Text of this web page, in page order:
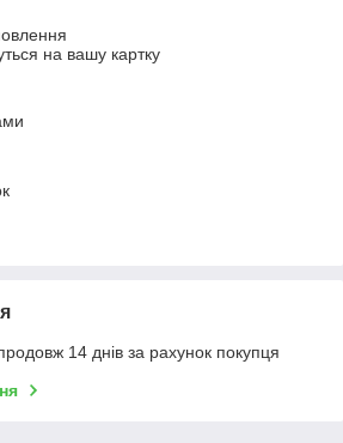
на вашу картку
14 днів за рахунок покупця